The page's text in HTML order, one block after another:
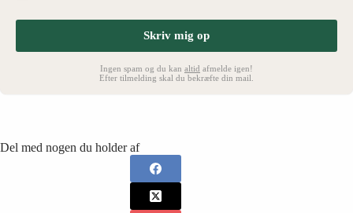
Skriv mig op
Ingen spam og du kan altid afmelde igen!
Efter tilmelding skal du bekræfte din mail.
Del med nogen du holder af